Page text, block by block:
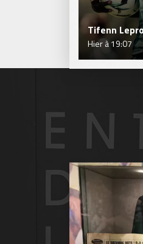
Tifenn
Hier à 19:07